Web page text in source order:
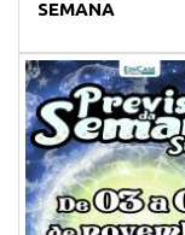
SEMANA